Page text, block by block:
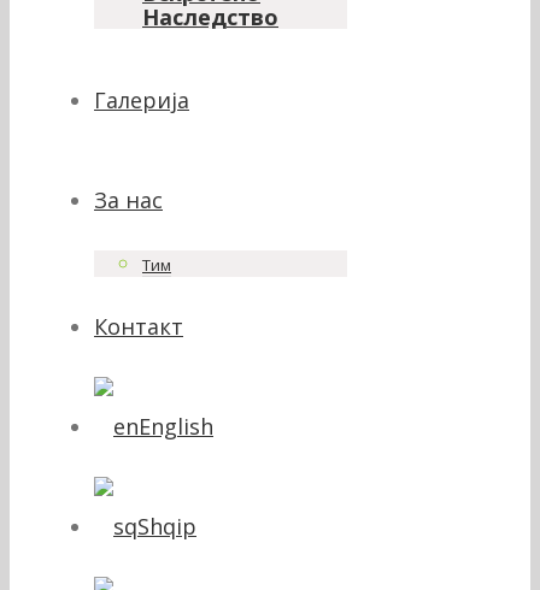
Наследство
Галерија
За нас
Тим
Контакт
English
Shqip